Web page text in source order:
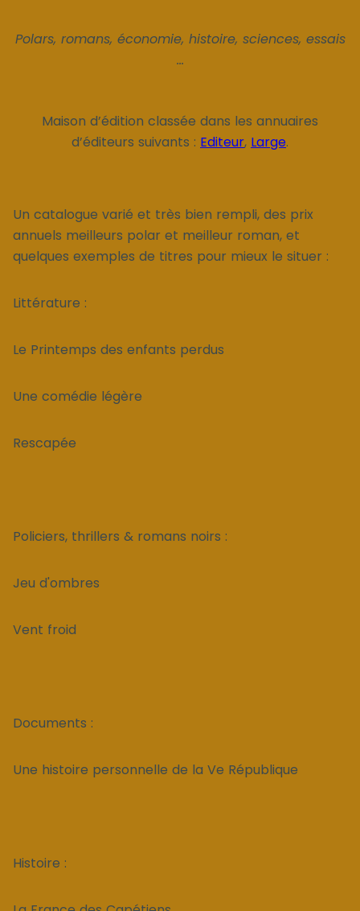
Polars, romans, économie, histoire, sciences, essais
...
Maison d’édition classée dans les annuaires
d’éditeurs suivants : Editeur, Large.
Un catalogue varié et très bien rempli, des prix
annuels meilleurs polar et meilleur roman, et
quelques exemples de titres pour mieux le situer :
Littérature :
Le Printemps des enfants perdus
Une comédie légère
Rescapée
Policiers, thrillers & romans noirs :
Jeu d'ombres
Vent froid
Documents :
Une histoire personnelle de la Ve République
Histoire :